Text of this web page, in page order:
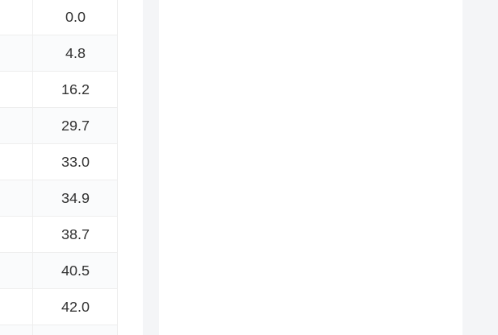
0.0
4.8
16.2
29.7
33.0
34.9
38.7
40.5
42.0